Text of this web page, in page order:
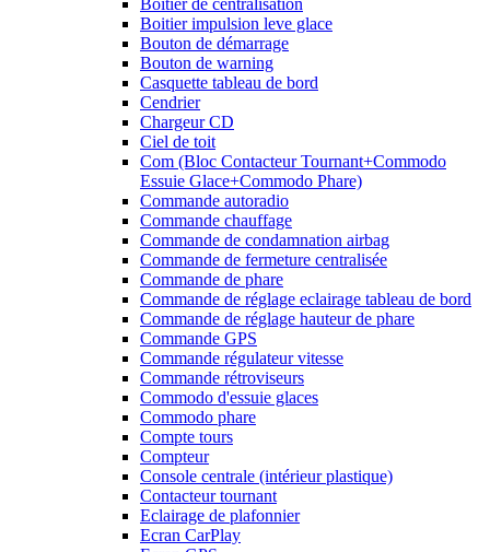
Boitier de centralisation
Boitier impulsion leve glace
Bouton de démarrage
Bouton de warning
Casquette tableau de bord
Cendrier
Chargeur CD
Ciel de toit
Com (Bloc Contacteur Tournant+Commodo
Essuie Glace+Commodo Phare)
Commande autoradio
Commande chauffage
Commande de condamnation airbag
Commande de fermeture centralisée
Commande de phare
Commande de réglage eclairage tableau de bord
Commande de réglage hauteur de phare
Commande GPS
Commande régulateur vitesse
Commande rétroviseurs
Commodo d'essuie glaces
Commodo phare
Compte tours
Compteur
Console centrale (intérieur plastique)
Contacteur tournant
Eclairage de plafonnier
Ecran CarPlay